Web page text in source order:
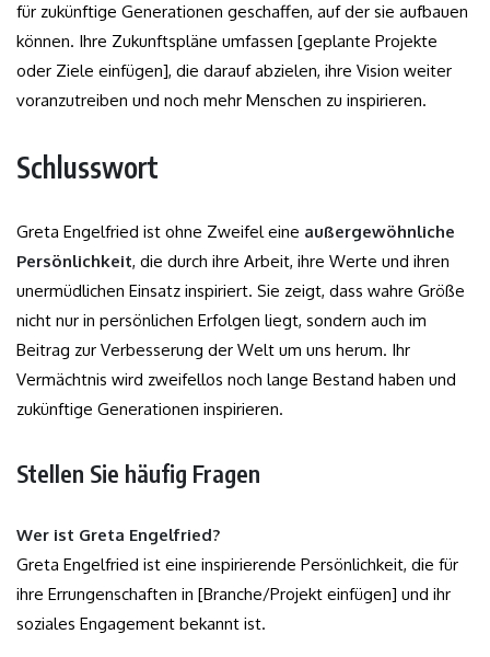
für zukünftige Generationen geschaffen, auf der sie aufbauen
können. Ihre Zukunftspläne umfassen [geplante Projekte
oder Ziele einfügen], die darauf abzielen, ihre Vision weiter
voranzutreiben und noch mehr Menschen zu inspirieren.
Schlusswort
Greta Engelfried ist ohne Zweifel eine außergewöhnliche
Persönlichkeit, die durch ihre Arbeit, ihre Werte und ihren
unermüdlichen Einsatz inspiriert. Sie zeigt, dass wahre Größe
nicht nur in persönlichen Erfolgen liegt, sondern auch im
Beitrag zur Verbesserung der Welt um uns herum. Ihr
Vermächtnis wird zweifellos noch lange Bestand haben und
zukünftige Generationen inspirieren.
Stellen Sie häufig Fragen
Wer ist Greta Engelfried?
Greta Engelfried ist eine inspirierende Persönlichkeit, die für
ihre Errungenschaften in [Branche/Projekt einfügen] und ihr
soziales Engagement bekannt ist.